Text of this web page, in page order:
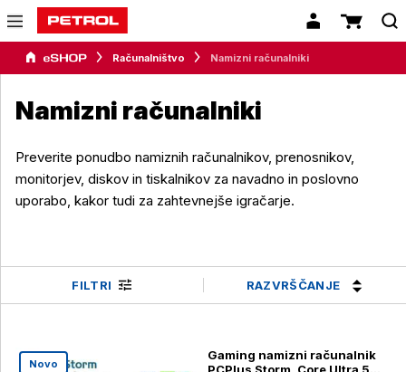
Računalništvo Namizni računalniki
Namizni računalniki
Preverite ponudbo namiznih računalnikov, prenosnikov,
monitorjev, diskov in tiskalnikov za navadno in poslovno
uporabo, kakor tudi za zahtevnejše igračarje.
FILTRI RAZVRŠČANJE
Novo
Gaming namizni računalnik